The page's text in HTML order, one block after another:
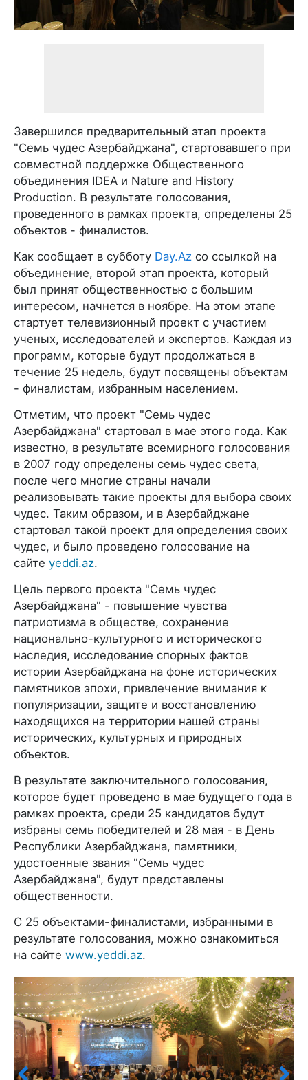
Завершился предварительный этап проекта
"Семь чудес Азербайджана", стартовавшего при
совместной поддержке Общественного
объединения IDEA и Nature and History
Production. В результате голосования,
проведенного в рамках проекта, определены 25
объектов - финалистов.
Как сообщает в субботу Day.Az со ссылкой на
объединение, второй этап проекта, который
был принят общественностью с большим
интересом, начнется в ноябре. На этом этапе
стартует телевизионный проект с участием
ученых, исследователей и экспертов. Каждая из
программ, которые будут продолжаться в
течение 25 недель, будут посвящены объектам
- финалистам, избранным населением.
Отметим, что проект "Семь чудес
Азербайджана" стартовал в мае этого года. Как
известно, в результате всемирного голосования
в 2007 году определены семь чудес света,
после чего многие страны начали
реализовывать такие проекты для выбора своих
чудес. Таким образом, и в Азербайджане
стартовал такой проект для определения своих
чудес, и было проведено голосование на
сайте yeddi.az.
Цель первого проекта "Семь чудес
Азербайджана" - повышение чувства
патриотизма в обществе, сохранение
национально-культурного и исторического
наследия, исследование спорных фактов
истории Азербайджана на фоне исторических
памятников эпохи, привлечение внимания к
популяризации, защите и восстановлению
находящихся на территории нашей страны
исторических, культурных и природных
объектов.
В результате заключительного голосования,
которое будет проведено в мае будущего года в
рамках проекта, среди 25 кандидатов будут
избраны семь победителей и 28 мая - в День
Республики Азербайджана, памятники,
удостоенные звания "Семь чудес
Азербайджана", будут представлены
общественности.
С 25 объектами-финалистами, избранными в
результате голосования, можно ознакомиться
на сайте www.yeddi.az.